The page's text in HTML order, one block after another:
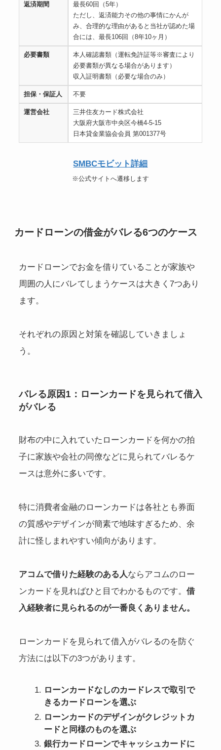
返済期間
最長60回（5年）
ただし、返済能力その他の事情にかんが
み、合理的な理由があると当社が認めた場
合には、最長106回（8年10ヶ月）
必要書類
本人確認書類（運転免許証等※審査により
必要書類が異なる場合があります）
収入証明書類（必要な場合のみ）
担保・保証人 不要
運営会社
三井住友カード株式会社
大阪府大阪市中央区今橋4-5-15
日本貸金業協会会員 第001377号
SMBCモビット詳細
※公式サイトへ遷移します
カードローンの借金がバレる6つのケース
カードローンでお金を借りていることが家族や
周囲の人にバレてしまうケースは大きく7つあり
ます。
それぞれの原因と対策を確認していきましょ
う。
バレる原因1：ローンカードを見られて借入
がバレる
財布の中に入れていたローンカードを何かの拍
子に家族や会社の同僚などに見られてバレるケ
ースは意外に多いです。
特に消費者金融のローンカードは各社とも券面
の質感やデザインが簡素で地味すぎるため、余
計に怪しまれやすい傾向があります。
アコムで借りた経験のある人ならアコムのロー
ンカードを見ればひと目でわかるものです。 借
入経験者に見られるのが一番良くありません。
ローンカードを見られて借入がバレるのを防ぐ
方法には以下の3つがあります。
ローンカードなしのカードレスで取引で
きるカードローンを選ぶ
ローンカードのデザインがクレジットカ
ードと同様のものを選ぶ
銀行カードローンでキャッシュカードに